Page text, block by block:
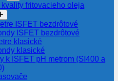
fritovacieho oleja
ISFET bezdrôtové
ISFET bezdrôtové
klasické
klasické
k ISFET pH metrom (SI400 a